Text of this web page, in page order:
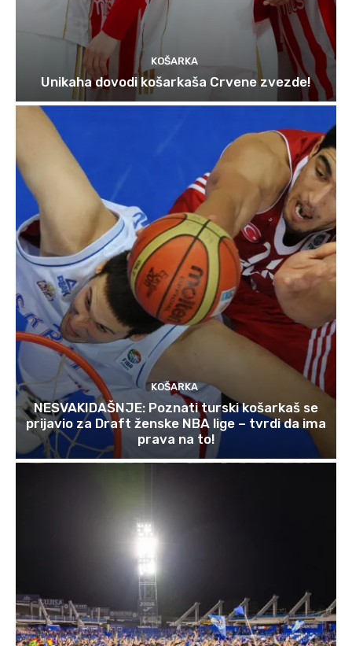
KOŠARKA
Unikaha dovodi košarkaša Crvene zvezde!
KOŠARKA
NESVAKIDAŠNJE: Poznati turski košarkaš se
prijavio za Draft ženske NBA lige – tvrdi da ima
prava na to!